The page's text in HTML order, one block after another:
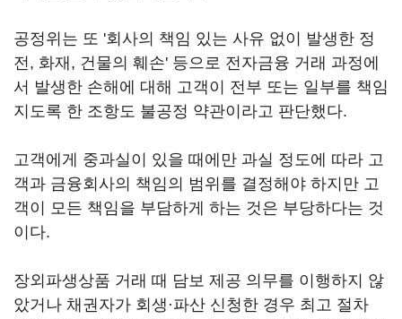
공정위는 또 '회사의 책임 있는 사유 없이 발생한 정
전, 화재, 건물의 훼손' 등으로 전자금융 거래 과정에
서 발생한 손해에 대해 고객이 전부 또는 일부를 책임
지도록 한 조항도 불공정 약관이라고 판단했다.
고객에게 중과실이 있을 때에만 과실 정도에 따라 고
객과 금융회사의 책임의 범위를 결정해야 하지만 고
객이 모든 책임을 부담하게 하는 것은 부당하다는 것
이다.
장외파생상품 거래 때 담보 제공 의무를 이행하지 않
았거나 채권자가 회생·파산 신청한 경우 최고 절차